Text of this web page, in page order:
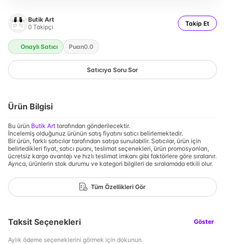
Butik Art
0 Takipçi Takip Et
Onaylı Satıcı Puan0.0
Satıcıya Soru Sor
Ürün Bilgisi
Bu ürün Butik Art tarafından gönderilecektir.
İncelemiş olduğunuz ürünün satış fiyatını satıcı belirlemektedir.
Bir ürün, farklı satıcılar tarafından satışa sunulabilir. Satıcılar, ürün için
belirledikleri fiyat, satıcı puanı, teslimat seçenekleri, ürün promosyonları,
ücretsiz kargo avantajı ve hızlı teslimat imkanı gibi faktörlere göre sıralanır.
Ayrıca, ürünlerin stok durumu ve kategori bilgileri de sıralamada etkili olur.
Tüm Özellikleri Gör
Taksit Seçenekleri Göster
Aylık ödeme seçeneklerini görmek için dokunun.